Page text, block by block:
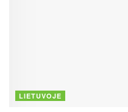
LIETUVOJE